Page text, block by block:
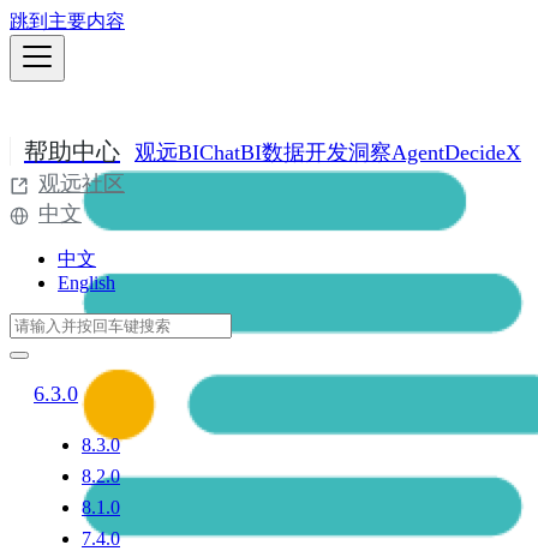
跳到主要内容
帮助中心 观远BIChatBI数据开发洞察AgentDecideX
观远社区
中文
中文
English
6.3.0
8.3.0
8.2.0
8.1.0
7.4.0